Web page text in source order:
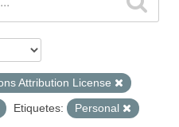
Attribution License
Etiquetes:
Personal